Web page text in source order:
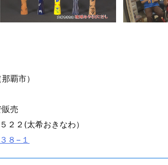
覇市）
販売
２２(太希おきなわ）
８−１
日
（月
曜
（月
曜
日）
（月
曜
０日
（月
曜